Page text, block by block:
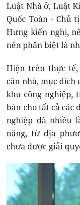
Luật Nhà ở, Luật
Quốc Toàn - Chủ
Hưng kiến nghị,
nên phân biệt là
Hiện trên thực tế,
căn nhà, mục đích
khu công nghiệp,
bán cho tất cả các
nghiệp đã nhiều
năng, từ địa
chưa được giải